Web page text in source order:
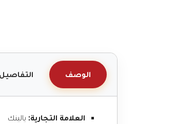
الوصف التفاصيل
العلامة التجارية: يالينك